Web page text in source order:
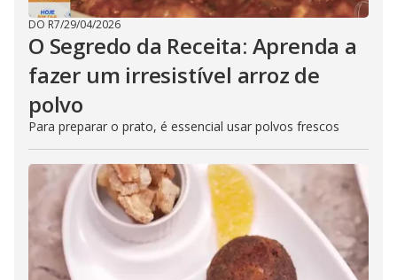
DO R7/29/04/2026
O Segredo da Receita: Aprenda a
fazer um irresistível arroz de
polvo
Para preparar o prato, é essencial usar polvos frescos